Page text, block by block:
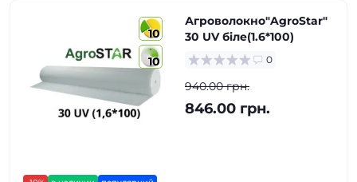
10
10
Агроволокно"AgroStar"
30 UV біле(1.6*100)
0
940.00 грн.
846.00 грн.